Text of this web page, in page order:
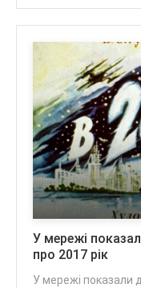
У мережі
про 2017 рік
У мережі показали